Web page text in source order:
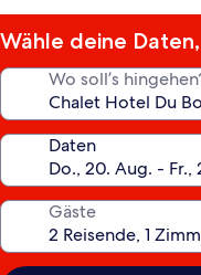
Wähle deine
Wo soll’s
Daten
Gäste